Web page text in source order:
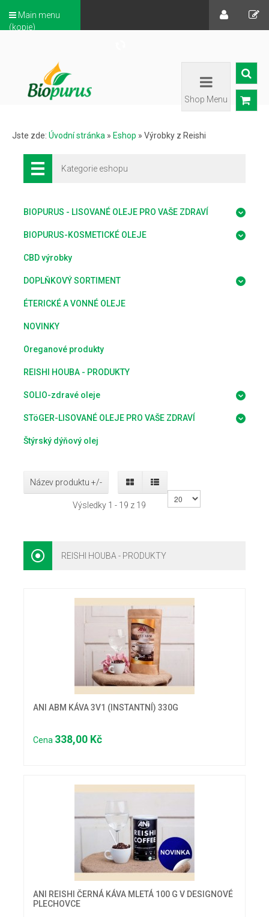
Main menu
(kopie)
Shop Menu
Jste zde: Úvodní stránka » Eshop » Výrobky z Reishi
Kategorie eshopu
BIOPURUS - LISOVANÉ OLEJE PRO VAŠE ZDRAVÍ
BIOPURUS-KOSMETICKÉ OLEJE
CBD výrobky
DOPLŇKOVÝ SORTIMENT
ÉTERICKÉ A VONNÉ OLEJE
NOVINKY
Oreganové produkty
REISHI HOUBA - PRODUKTY
SOLIO-zdravé oleje
STöGER-LISOVANÉ OLEJE PRO VAŠE ZDRAVÍ
Štýrský dýňový olej
Název produktu +/-
Výsledky 1 - 19 z 19
REISHI HOUBA - PRODUKTY
ANI ABM KÁVA 3V1 (INSTANTNÍ) 330G
Cena 338,00 Kč
ANI REISHI ČERNÁ KÁVA MLETÁ 100 G V DESIGNOVÉ
PLECHOVCE